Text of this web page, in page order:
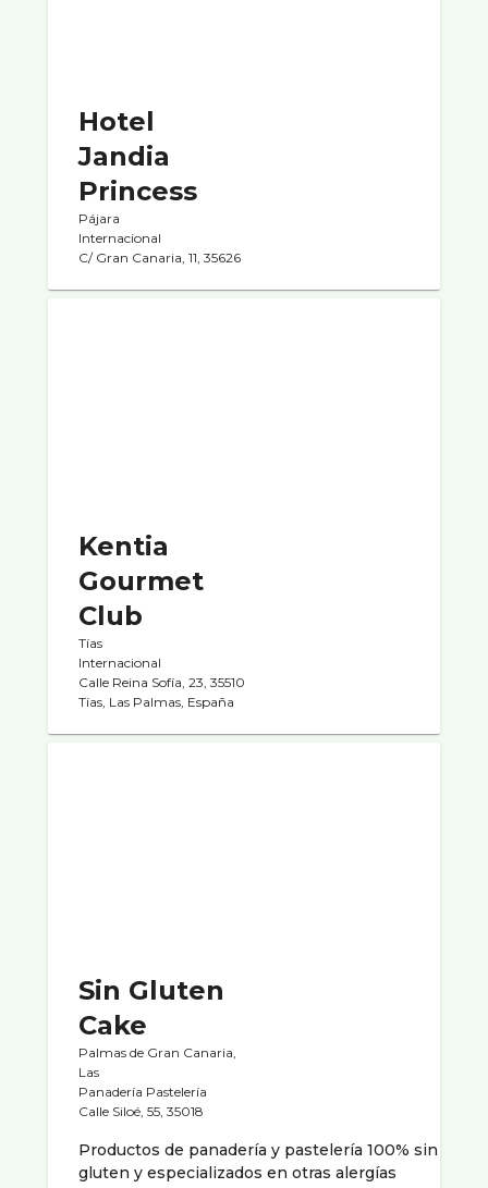
Hotel
Jandia
Princess
Pájara
Internacional
C/ Gran Canaria, 11, 35626
Kentia
Gourmet
Club
Tías
Internacional
Calle Reina Sofía, 23, 35510
Tías, Las Palmas, España
Sin Gluten
Cake
Palmas de Gran Canaria,
Las
Panaderí­a Pastelerí­a
Calle Siloé, 55, 35018
Productos de panadería y pastelería 100% sin
gluten y especializados en otras alergías